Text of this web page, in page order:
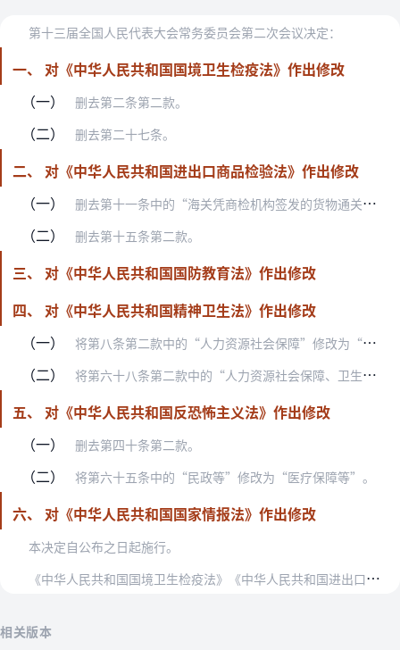
第十三届全国人民代表大会常务委员会第二次会议决定：
一、 对《中华人民共和国国境卫生检疫法》作出修改
（一）
删去第二条第二款。
（二） 删去第二十七条。
二、 对《中华人民共和国进出口商品检验法》作出修改
（一）
删去第十一条中的“海关凭商检机构签发的货物通关证明验放”。
（二） 删去第十五条第二款。
三、 对《中华人民共和国国防教育法》作出修改
四、 对《中华人民共和国精神卫生法》作出修改
（一）
将第八条第二款中的“人力资源社会保障”修改为“医疗保障”。
（二） 将第六十八条第二款中的“人力资源社会保障、卫生、民政”修改为“医疗保障”。将第三款中的“民政”修改为“医疗保障”。
五、 对《中华人民共和国反恐怖主义法》作出修改
（一）
删去第四十条第二款。
（二） 将第六十五条中的“民政等”修改为“医疗保障等”。
六、 对《中华人民共和国国家情报法》作出修改
本决定自公布之日起施行。
《
中华人民共和国国境卫生检疫法》《中华人民共和国进出口商品检验法》《中华人民共和国国防教育法》《中华人民共和国精神卫生法》《中华人民共和国反恐怖主义法》《中华人…
相关版本